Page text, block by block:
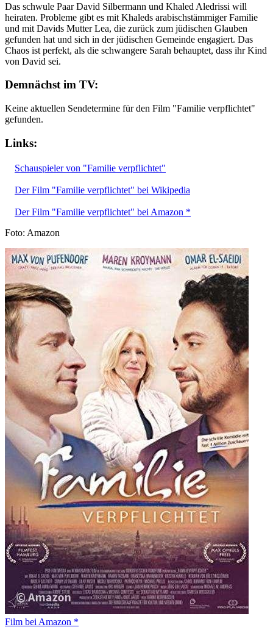
Das schwule Paar David Silbermann und Khaled Aledrissi will
heiraten. Probleme gibt es mit Khaleds arabischstämmiger Familie
und mit Davids Mutter Lea, die zurück zum jüdischen Glauben
gefunden hat und sich in der jüdischen Gemeinde engagiert. Das
Chaos ist perfekt, als die schwangere Sarah behauptet, dass ihr Kind
von David sei.
Demnächst im TV:
Keine aktuellen Sendetermine für den Film "Familie verpflichtet"
gefunden.
Links:
Schauspieler von "Familie verpflichtet"
Der Film "Familie verpflichtet" bei Wikipedia
Der Film "Familie verpflichtet" bei Amazon *
Foto: Amazon
Film bei Amazon *